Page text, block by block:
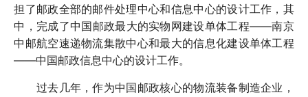
担了邮政全部的邮件处理中心和信息中心的设计工作，其
中，完成了中国邮政最大的实物网建设单体工程——南京
中邮航空速递物流集散中心和最大的信息化建设单体工程
——中国邮政信息中心的设计工作。
过去几年，作为中国邮政核心的物流装备制造企业，